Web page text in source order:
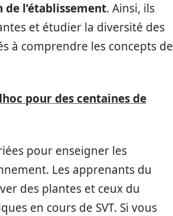
l’établissement. Ainsi, ils
et étudier la diversité des
à comprendre les concepts de
pour des centaines de
pour enseigner les
Les apprenants du
des plantes et ceux du
en cours de SVT. Si vous